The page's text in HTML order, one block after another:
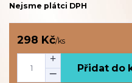
Nejsme plátci DPH
298 Kč/ks
Přidat do